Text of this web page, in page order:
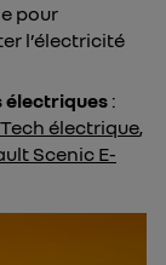
pour
l’électricité
électriques :
électrique,
Scenic E-